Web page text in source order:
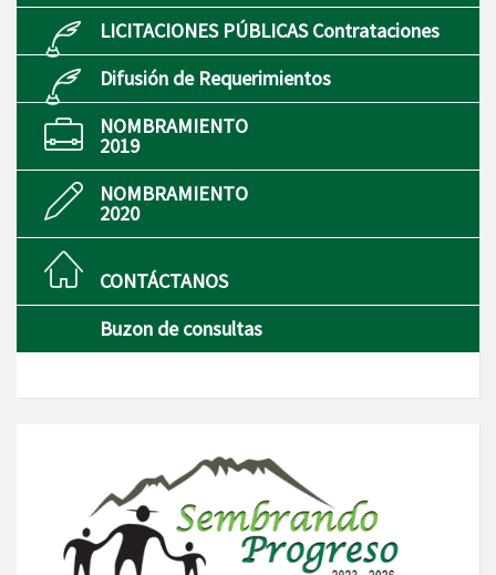
LICITACIONES PÚBLICAS Contrataciones
Difusión de Requerimientos
NOMBRAMIENTO
2019
NOMBRAMIENTO
2020
CONTÁCTANOS
Buzon de consultas